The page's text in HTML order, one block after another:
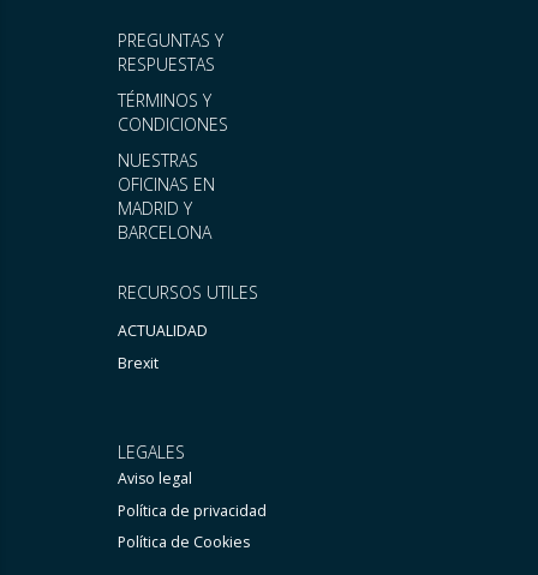
RECURSOS UTILES
ACTUALIDAD
Brexit
PREGUNTAS Y
RESPUESTAS
TÉRMINOS Y
CONDICIONES
NUESTRAS
OFICINAS EN
MADRID Y
BARCELONA
LEGALES
Aviso legal
Política de privacidad
Política de Cookies